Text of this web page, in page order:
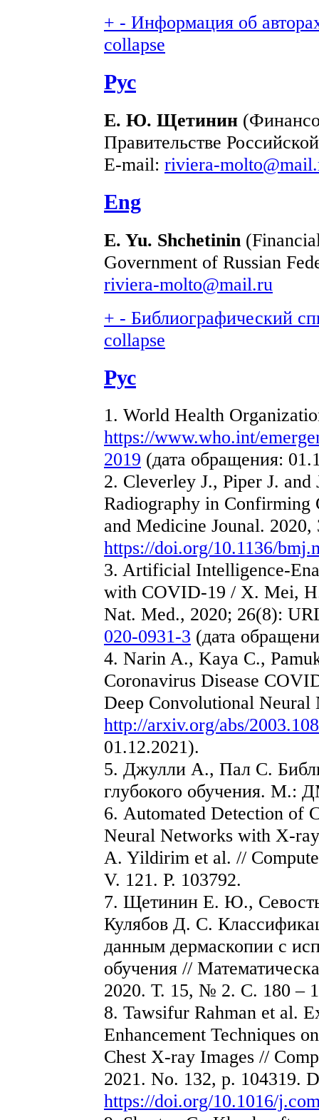
+ - Информация об
collapse
Рус
Е. Ю. Щетинин
Правительстве
E-mail: riviera-
Eng
E. Yu. Shchetinin
Government of Russian
riviera-molto@mail.ru
+ - Библиографический
collapse
Рус
1. World Health
https://www.who.int/
2019 (дата обращения:
2. Cleverley J., Piper J.
Radiography in Confirming
and Medicine Jounal.
https://doi.org/10.1136/
3. Artificial Intelligence-
with COVID-19 / X. Mei,
Nat. Med., 2020; 26(8):
020-0931-3 (дата
4. Narin A., Kaya C.,
Coronavirus Disease
Deep Convolutional
http://arxiv.org/abs/
01.12.2021).
5. Джулли А., Пал С.
глубокого обучения. М.:
6. Automated Detection of
Neural Networks with X-
A. Yildirim et al. //
V. 121. P. 103792.
7. Щетинин Е. Ю.,
Кулябов Д. С.
данным дермаскопии с
обучения //
2020. Т. 15, № 2. С. 180 –
8. Tawsifur Rahman et al.
Enhancement Techniques
Chest X-ray Images //
2021. No. 132, p. 104319.
https://doi.org/10.1016/